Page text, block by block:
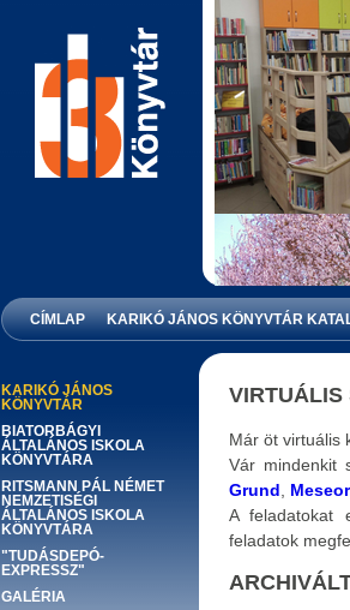
KARIKÓ
CÍMLAP KARIKÓ JÁNOS KÖNYVTÁR
KARIKÓ JÁNOS
KÖNYVTÁR
BIATORBÁGYI
ÁLTALÁNOS ISKOLA
KÖNYVTÁRA
RITSMANN PÁL NÉMET
NEMZETISÉGI
ÁLTALÁNOS ISKOLA
KÖNYVTÁRA
"TUDÁSDEPÓ-
EXPRESSZ"
GALÉRIA
Már öt virtuális
Vár mindenkit
Grund
A feladatokat
feladatok